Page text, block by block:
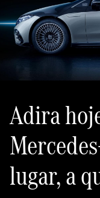
Adira
lugar, a